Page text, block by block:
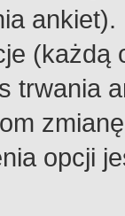
trwania
opcji